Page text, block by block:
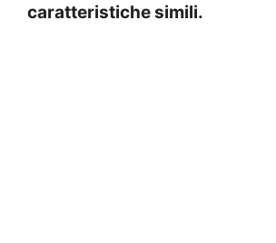
caratteristiche simili.